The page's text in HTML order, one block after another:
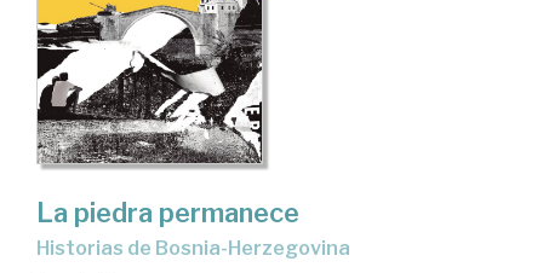
La piedra permanece
historias de Bosnia-Herzegovina